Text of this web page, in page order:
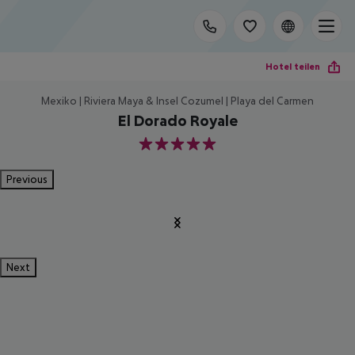
Hotel teilen
Mexiko | Riviera Maya & Insel Cozumel | Playa del Carmen
El Dorado Royale
5
Previous
Next